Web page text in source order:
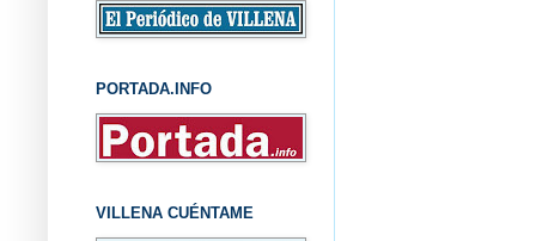
PORTADA.INFO
VILLENA CUÉNTAME